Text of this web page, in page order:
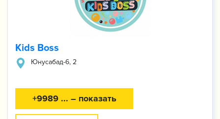
Kids Boss
Юнусабад-​6, 2
+9989 ... – показать